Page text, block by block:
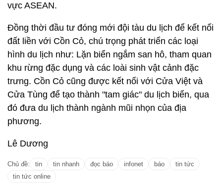
vực ASEAN.
Đồng thời đầu tư đóng mới đội tàu du lịch để kết nối
đất liền với Cồn Cỏ, chú trọng phát triển các loại
hình du lịch như: Lặn biển ngắm san hô, tham quan
khu rừng đặc dụng và các loài sinh vật cảnh đặc
trưng. Cồn Cỏ cũng được kết nối với Cửa Việt và
Cửa Tùng để tạo thành "tam giác" du lịch biển, qua
đó đưa du lịch thành ngành mũi nhọn của địa
phương.
Lê Dương
Chủ đề: tin tin nhanh đọc báo infonet báo
tin tức
tin tức online